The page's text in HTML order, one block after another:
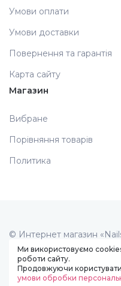
Меланж (цукровий
Каміфубукі
Слюда
Брокат
Фарби для розпису
Фольга для лиття
Умови оплати
Умови доставки
Повернення та гарантія
Карта сайту
Магазин
Вибране
Порівняння товарів
Политика
© Интернет магазин
Створення сайту -art studio
Ми використовуємо
роботи сайту.
Продовжуючи
умови обробки